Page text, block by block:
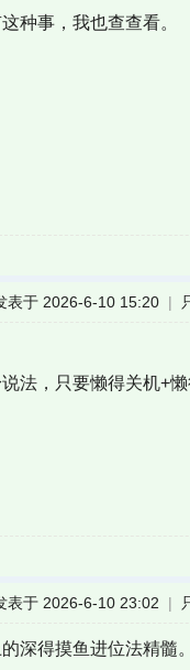
种事，我也查查看。
表于 2026-6-10 15:20 |
法，只要懒得关机+
表于 2026-6-10 23:02 |
深得摸鱼进位法精髓